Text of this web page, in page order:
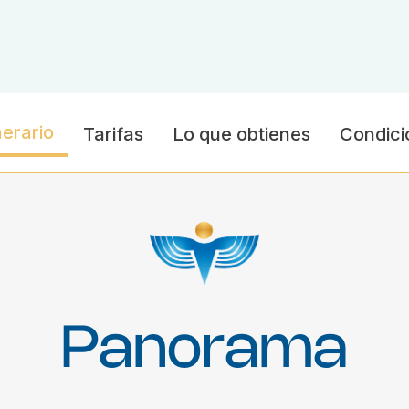
Tarifas Lo que obtienes
Panorama